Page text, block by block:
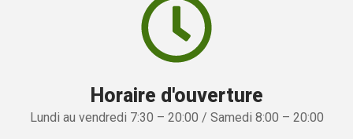
Horaire d'ouverture
Lundi au vendredi 7:30 – 20:00 / Samedi 8:00 – 20:00